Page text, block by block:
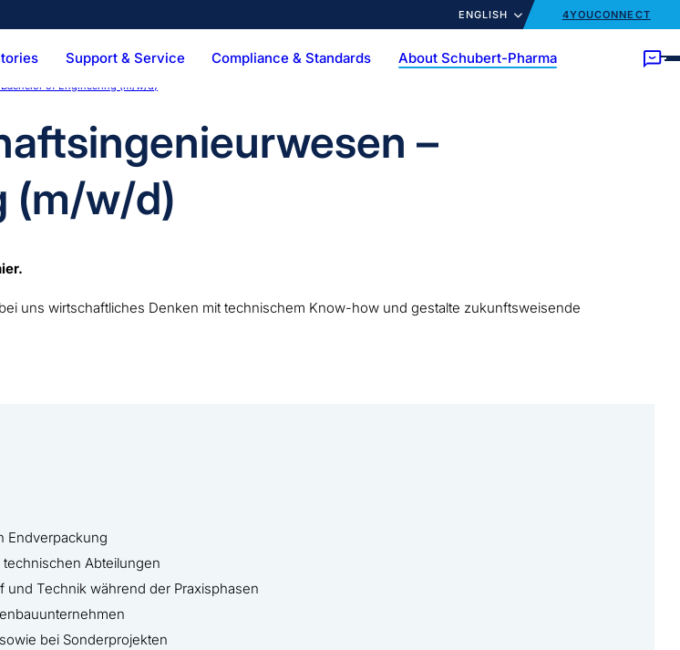
ENGLISH 4YOUCONNECT
Support & Service Compliance & Standards About Schubert-Pharma
of Engineering (m/w/d)
–
(m/w/d)
uns wirtschaftliches Denken mit technischem Know-how und gestalte zukunftsweisende
Endverpackung
Abteilungen
Technik während der Praxisphasen
bei Sonderprojekten